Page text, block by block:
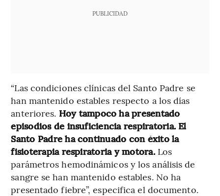
PUBLICIDAD
“Las condiciones clínicas del Santo Padre se
han mantenido estables respecto a los días
anteriores. Hoy tampoco ha presentado
episodios de insuficiencia respiratoria. El
Santo Padre ha continuado con éxito la
fisioterapia respiratoria y motora. Los
parámetros hemodinámicos y los análisis de
sangre se han mantenido estables. No ha
presentado fiebre”, especifica el documento.